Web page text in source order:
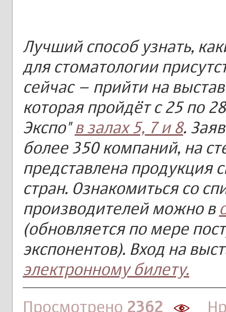
Лучший способ узнать,
для стоматологии
сейчас – прийти на
которая пройдёт с 25 по
Экспо"в залах 5, 7 и 8.
более 350 компаний, на
представлена продукция
стран. Ознакомиться со
производителей можно в
(обновляется по мере
экспонентов). Вход на
электронному билету.
Просмотрено 2362